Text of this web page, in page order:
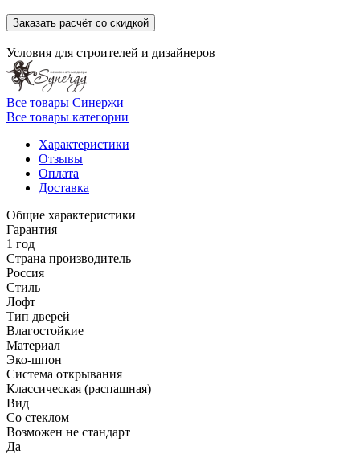
Заказать расчёт со скидкой
Условия для строителей и дизайнеров
Все товары Синержи
Все товары категории
Характеристики
Отзывы
Оплата
Доставка
Общие характеристики
Гарантия
1 год
Страна производитель
Россия
Стиль
Лофт
Тип дверей
Влагостойкие
Материал
Эко-шпон
Система открывания
Классическая (распашная)
Вид
Со стеклом
Возможен не стандарт
Да